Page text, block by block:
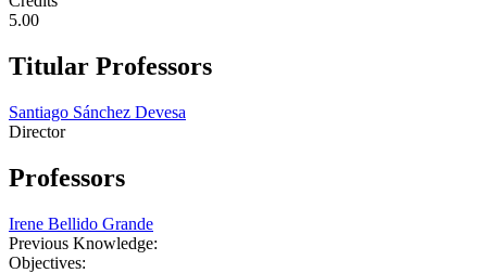
5.00
Titular Professors
Santiago Sánchez Devesa
Director
Professors
Irene Bellido Grande
Previous Knowledge:
Objectives: